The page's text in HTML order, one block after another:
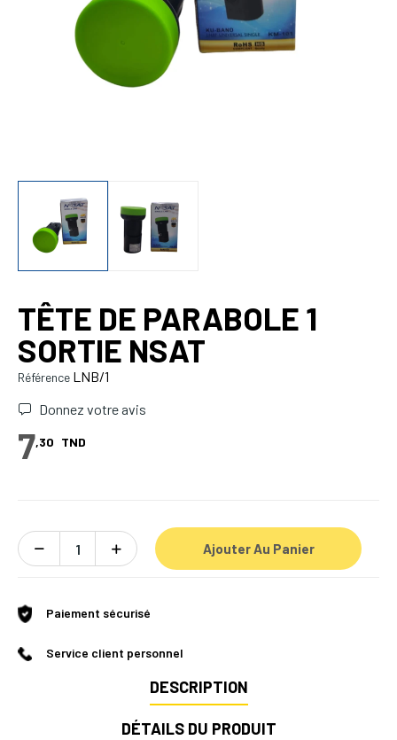
TÊTE DE PARABOLE 1
SORTIE NSAT
Référence LNB/1
Donnez votre avis
7,30 TND
Ajouter Au Panier
Paiement sécurisé
Service client personnel
DESCRIPTION
DÉTAILS DU PRODUIT